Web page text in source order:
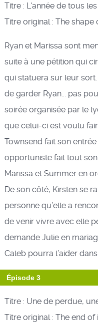
Titre : L'année de tous
Titre original : The
Ryan et Marissa sont
suite à une pétition qui
qui statuera sur leur
de garder Ryan... pas
soirée organisée par le
que celui-ci est voulu
Townsend fait son
opportuniste fait tout
Marissa et Summer en
De son côté, Kirsten se
personne qu’elle a
de venir vivre avec elle
demande Julie en
Caleb pourra l’aider
Épisode 3
Titre : Une de perdue,
Titre original : The end of